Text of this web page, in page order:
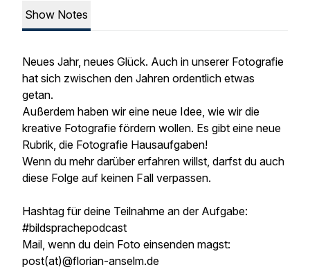
Show Notes
Neues Jahr, neues Glück. Auch in unserer Fotografie
hat sich zwischen den Jahren ordentlich etwas
getan.
Außerdem haben wir eine neue Idee, wie wir die
kreative Fotografie fördern wollen. Es gibt eine neue
Rubrik, die Fotografie Hausaufgaben!
Wenn du mehr darüber erfahren willst, darfst du auch
diese Folge auf keinen Fall verpassen.
Hashtag für deine Teilnahme an der Aufgabe:
#bildsprachepodcast
Mail, wenn du dein Foto einsenden magst:
post(at)@florian-anselm.de